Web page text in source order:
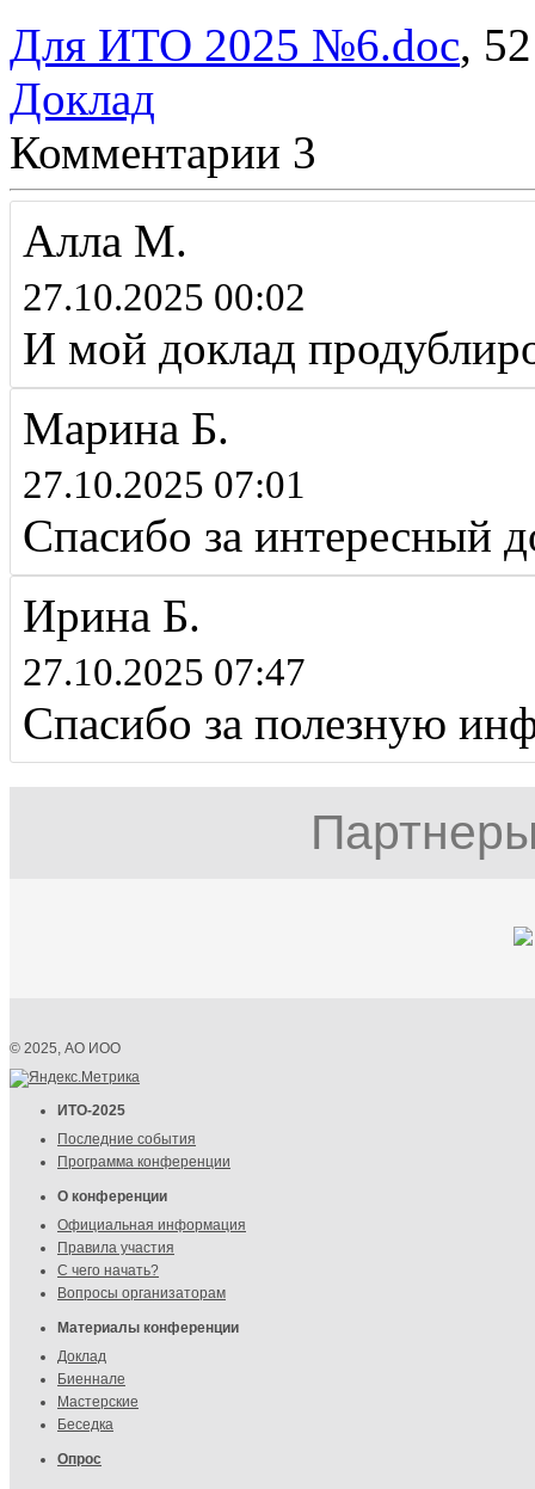
Для ИТО 2025 №6.doc,
Доклад
Комментарии 3
Алла М.
27.10.2025 00:02
И мой доклад
Марина Б.
27.10.2025 07:01
Спасибо за интересный
Ирина Б.
27.10.2025 07:47
Спасибо за полезную
© 2025, АО ИОО
ИТО-2025
Последние события
Программа конференции
О конференции
Официальная информация
Правила участия
С чего начать?
Вопросы организаторам
Материалы конференции
Доклад
Биеннале
Мастерские
Беседка
Опрос